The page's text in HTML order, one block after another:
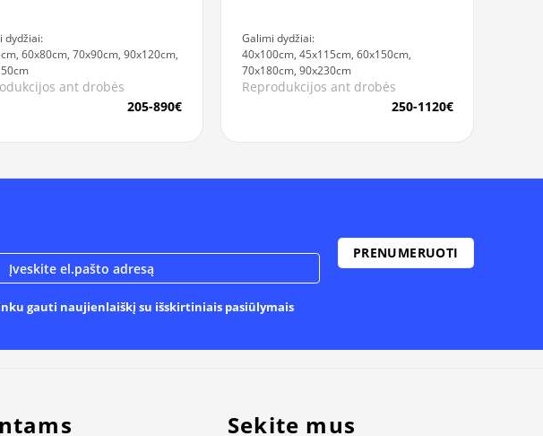
dydžiai:
60x80cm, 70x90cm, 90x120cm,
ant drobės
205-890€
Galimi dydžiai:
40x100cm, 45x115cm, 60x150cm,
70x180cm, 90x230cm
Reprodukcijos ant drobės
250-1120€
gauti naujienlaiškį su išskirtiniais pasiūlymais
Sekite mus